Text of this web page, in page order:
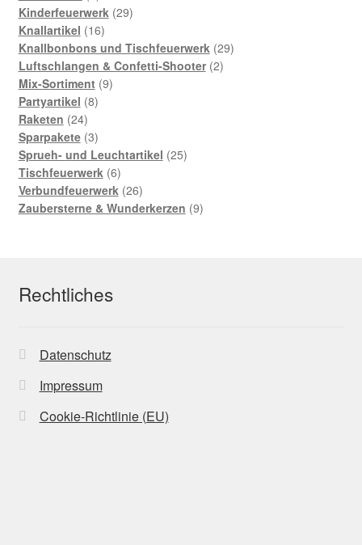
Produkte
Kinderfeuerwerk 2929
Knallartikel 1616
Produkte
Knallbonbons und Tischfeuerwerk 2929
Luftschlangen & Confetti-Shooter 22
Mix-Sortiment 99
Partyartikel 88
Raketen 2424
Produkte
Sparpakete 33
Produkte
Sprueh- und Leuchtartikel 2525
Tischfeuerwerk 66
Produkte
Verbundfeuerwerk 2626
Produkte
Zaubersterne & Wunderkerzen 99
Rechtliches
Datenschutz
Impressum
Cookie-Richtlinie (EU)